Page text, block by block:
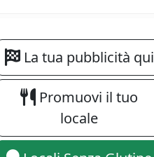
La tua pubblicità qui
Promuovi il tuo
locale